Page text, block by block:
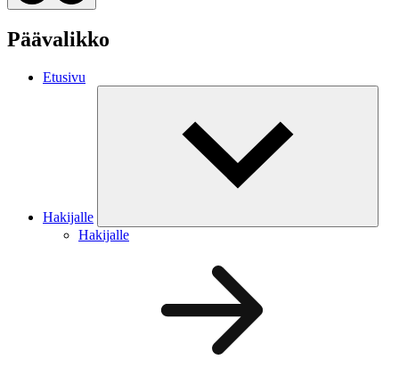
Päävalikko
Etusivu
Hakijalle
Hakijalle